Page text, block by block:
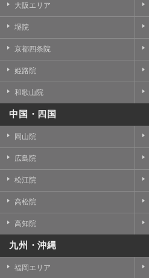
大阪エリア
堺院
京都四条院
姫路院
和歌山院
中国・四国
岡山院
広島院
松江院
高松院
高知院
九州・沖縄
福岡エリア